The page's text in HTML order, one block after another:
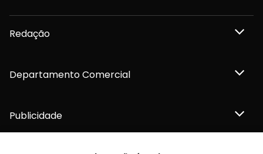
Redação
Departamento Comercial
Publicidade